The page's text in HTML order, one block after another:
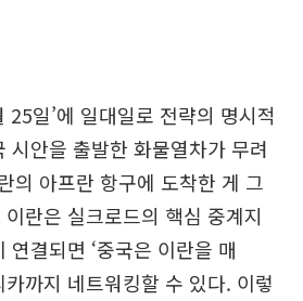
25일’에 일대일로 전략의 명시적
시안을 출발한 화물열차가 무려
의 아프란 항구에 도착한 게 그
란은 실크로드의 핵심 중계지
연결되면 ‘중국은 이란을 매
카까지 네트워킹할 수 있다. 이렇